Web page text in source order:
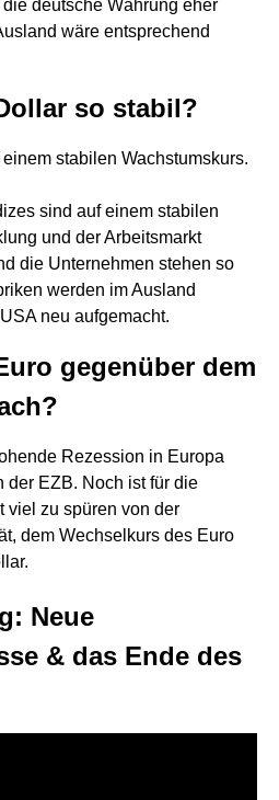
deutsche Währung eher
wäre entsprechend
so stabil?
stabilen Wachstumskurs.
sind auf einem stabilen
und der Arbeitsmarkt
die Unternehmen stehen so
werden im Ausland
neu aufgemacht.
gegenüber dem
Rezession in Europa
der EZB. Noch ist für die
viel zu spüren von der
dem Wechselkurs des Euro
Neue
& das Ende des